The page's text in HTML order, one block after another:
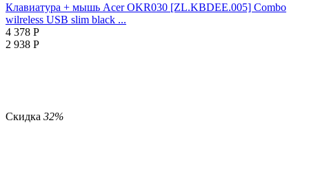
Клавиатура + мышь Acer OKR030 [ZL.KBDEE.005] Combo
wilreless USB slim black ...
4 378 Р
2 938 Р
Скидка 32%